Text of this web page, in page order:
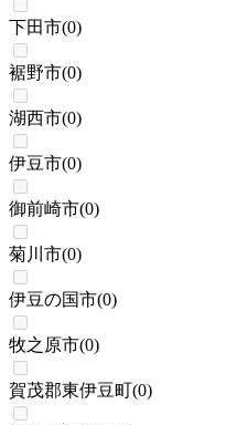
下田市(0)
裾野市(0)
湖西市(0)
伊豆市(0)
御前崎市(0)
菊川市(0)
伊豆の国市(0)
牧之原市(0)
賀茂郡東伊豆町(0)